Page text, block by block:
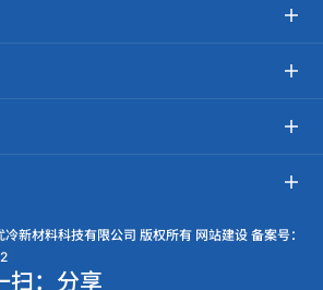
新材料科技有限公司 版权所有 网站建设 备案号：
扫：分享